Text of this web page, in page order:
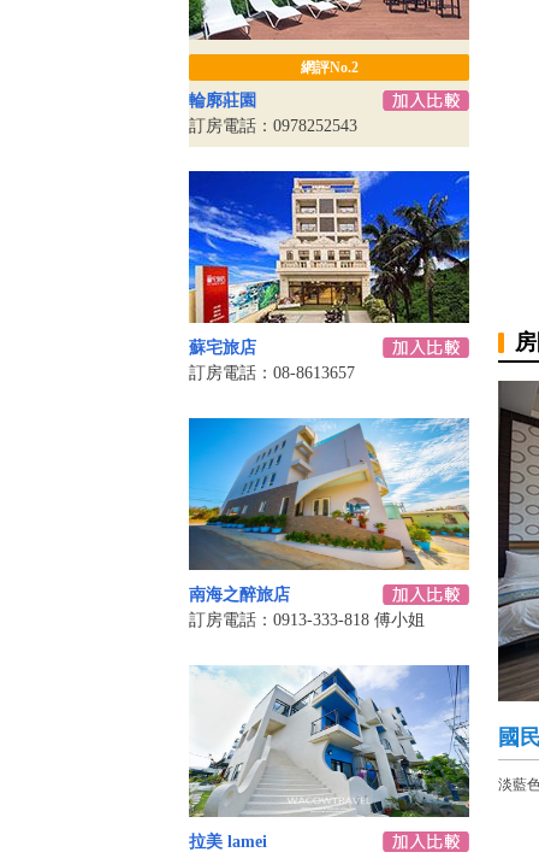
網評No.2
輪廓莊園
訂房電話：0978252543
蘇宅旅店
訂房電話：08-8613657
南海之醉旅店
訂房電話：0913-333-818 傅小姐
拉美 lamei
國
淡藍